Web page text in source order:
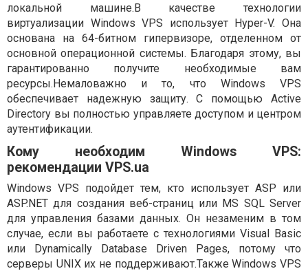
локальной машине.В качестве технологии
виртуализации Windows VPS использует Hyper-V. Она
основана на 64-битном гипервизоре, отделенном от
основной операционной системы. Благодаря этому, вы
гарантированно получите необходимые вам
ресурсы.Немаловажно и то, что Windows VPS
обеспечивает надежную защиту. С помощью Active
Directory вы полностью управляете доступом и центром
аутентификации.
Кому необходим Windows VPS:
рекомендации VPS.ua
Windows VPS подойдет тем, кто использует ASP или
ASP.NET для создания веб-страниц или MS SQL Server
для управления базами данных. Он незаменим в том
случае, если вы работаете с технологиями Visual Basic
или Dynamically Database Driven Pages, потому что
серверы UNIX их не поддерживают.Также Windows VPS